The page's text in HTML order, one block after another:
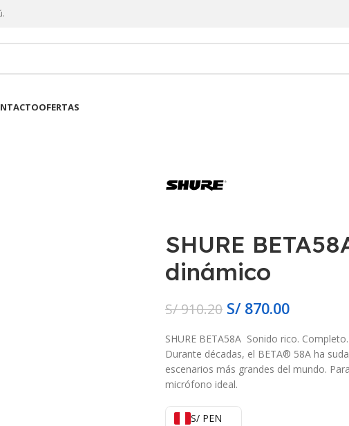
OFERTAS
SHURE
dinámico
S/910.20 S/870.00
SHURE BETA58A Sonido rico.
Durante décadas, el BETA® 58A ha
escenarios más grandes del mundo.
micrófono ideal.
S/ PEN